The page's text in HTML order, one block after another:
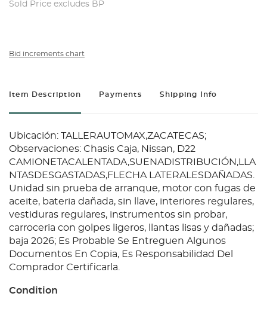
Sold Price excludes BP
Bid increments chart
Item Description Payments Shipping Info
Ubicación: TALLERAUTOMAX,ZACATECAS;
Observaciones: Chasis Caja, Nissan, D22
CAMIONETACALENTADA,SUENADISTRIBUCIÓN,LLA
NTASDESGASTADAS,FLECHA LATERALESDAÑADAS.
Unidad sin prueba de arranque, motor con fugas de
aceite, bateria dañada, sin llave, interiores regulares,
vestiduras regulares, instrumentos sin probar,
carroceria con golpes ligeros, llantas lisas y dañadas;
baja 2026; Es Probable Se Entreguen Algunos
Documentos En Copia, Es Responsabilidad Del
Comprador Certificarla.
Condition